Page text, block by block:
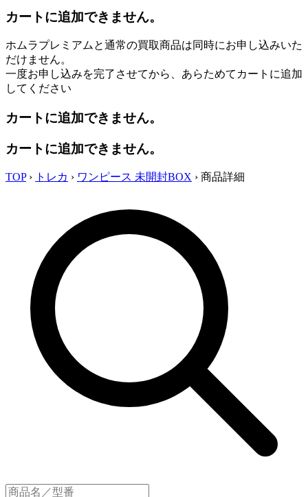
カートに追加できません。
ホムラプレミアムと通常の買取商品は同時にお申し込みいた
だけません。
一度お申し込みを完了させてから、あらためてカートに追加
してください
カートに追加できません。
カートに追加できません。
TOP › トレカ › ワンピース 未開封BOX › 商品詳細